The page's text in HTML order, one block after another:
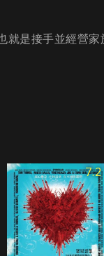
就是接手並經營
7.2